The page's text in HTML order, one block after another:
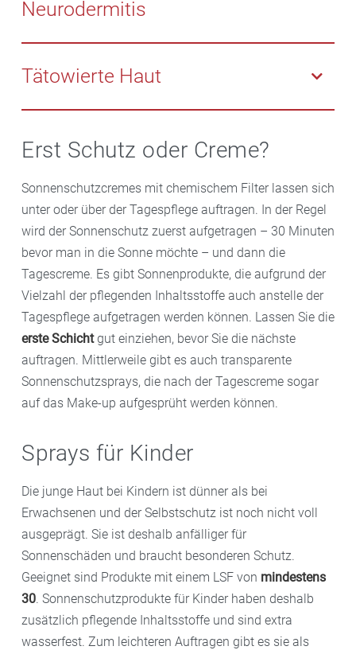
Mineralpigmenten verleihen zudem einen
Thiamidol, Viniferine aus der Weinrebe oder andere
und dunkle Flecken bei regelmäßiger Anwendung
Thermalwasser beruhigen die Haut sofort, spenden
Feuchtigkeit und mindern Zeichen von Hautalterung
wie Fältchen.
Neurodermitis
BeiNeurodermitisist ein Sonnenschutz für trockene
und/odere mpfindliche Haut
geeignet. Diese Produkte
enthalten keine Duftstoffe.
Tätowierte Haut
Sonnenschutzprodukte für tätowierte Haut tragen
ausbleichen und ihre Farbe behalten. Die enthaltenen
Pflegestoffe befeuchten die Haut und halten sie
geschmeidig, sie sind wasserfest und enthalten weder
Konservierungsstoffe noch Parfüm.
Erst Schutz oder Creme?
Sonnenschutzcremes mit chemischem Filter lassen sich
unter oder über der Tagespflege auftragen. In der Regel
wird der Sonnenschutz zuerst aufgetragen – 30 Minuten
bevor man in die Sonne möchte – und dann die
Tagescreme. Es gibt Sonnenprodukte, die aufgrund der
Vielzahl der pflegenden Inhaltsstoffe auch anstelle der
Tagespflege aufgetragen werden können. Lassen Sie die
erste Schichtgut einziehen, bevor Sie die nächste
auftragen. Mittlerweile gibt es auch transparente
Sonnenschutzsprays, die nach der Tagescreme sogar
auf das Make-up aufgesprüht werden können.
Sprays für Kinder
Die junge Haut bei Kindern ist dünner als bei
Erwachsenen und der Selbstschutz ist noch nicht voll
ausgeprägt. Sie ist deshalb anfälliger für
Sonnenschäden und braucht besonderen Schutz.
Geeignet sind Produkte mit einem LSF von mindestens
30. Sonnenschutzprodukte für Kinder haben deshalb
zusätzlich pflegende Inhaltsstoffe und sind extra
wasserfest. Zum leichteren Auftragen gibt es sie als